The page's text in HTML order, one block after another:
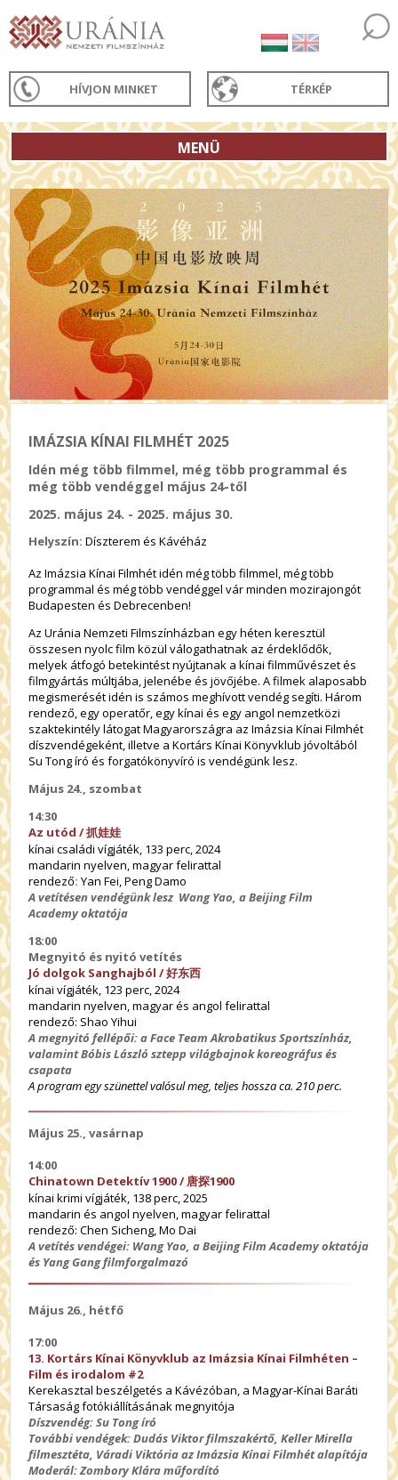
HÍVJON MINKET TÉRKÉP
MENÜ
IMÁZSIA KÍNAI FILMHÉT 2025
Idén még több filmmel, még több programmal és
még több vendéggel május 24-től
2025. május 24. - 2025. május 30.
Helyszín:Díszterem és Kávéház
Az Imázsia Kínai Filmhét idén még több filmmel, még több
programmal és még több vendéggel vár minden mozirajongót
Budapesten és Debrecenben!
Az Uránia Nemzeti Filmszínházban egy héten keresztül
összesen nyolc film közül válogathatnak az érdeklődők,
melyek átfogó betekintést nyújtanak a kínai filmművészet és
filmgyártás múltjába, jelenébe és jövőjébe. A filmek alaposabb
megismerését idén is számos meghívott vendég segíti. Három
rendező, egy operatőr, egy kínai és egy angol nemzetközi
szaktekintély látogat Magyarországra az Imázsia Kínai Filmhét
díszvendégeként, illetve a Kortárs Kínai Könyvklub jóvoltából
Su Tong író és forgatókönyvíró is vendégünk lesz.
Május 24., szombat
14:30
Az utód /抓娃娃
kínai családi vígjáték, 133 perc, 2024
mandarin nyelven, magyar felirattal
rendező: Yan Fei, Peng Damo
A vetítésen vendégünk lesz Wang Yao, a Beijing Film
Academy oktatója
18:00
Megnyitó és nyitó vetítés
Jó dolgok Sanghajból /好东西
kínai vígjáték, 123 perc, 2024
mandarin nyelven, magyar és angol felirattal
rendező: Shao Yihui
A megnyitó fellépői: a Face Team Akrobatikus Sportszínház,
valamint Bóbis László sztepp világbajnok koreográfus és
csapata
A program egy szünettel valósul meg, teljes hossza ca. 210 perc.
Május 25., vasárnap
14:00
Chinatown Detektív 1900 /唐探1900
kínai krimi vígjáték, 138 perc, 2025
mandarin és angol nyelven, magyar felirattal
rendező: Chen Sicheng, Mo Dai
A vetítés vendégei: Wang Yao, a Beijing Film Academy oktatója
és Yang Gang filmforgalmazó
Május 26., hétfő
17:00
13. Kortárs Kínai Könyvklub az Imázsia Kínai Filmhéten –
Film és irodalom #2
Kerekasztal beszélgetés a Kávézóban, a Magyar-Kínai Baráti
Társaság fotókiállításának megnyitója
Díszvendég: Su Tong író
További vendégek: Dudás Viktor filmszakértő, Keller Mirella
filmesztéta, Váradi Viktória az Imázsia Kínai Filmhét alapítója
Moderál: Zombory Klára műfordító